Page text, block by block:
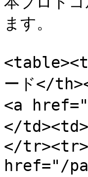
ます。
ード</
<a href="/
</td><td>
</
href="/